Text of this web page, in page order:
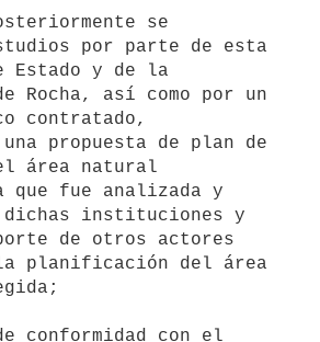
por parte de esta
Estado y de la
Rocha, así como por un
contratado,
una propuesta de plan de
área natural
que fue analizada y
dichas instituciones y
de otros actores
planificación del área